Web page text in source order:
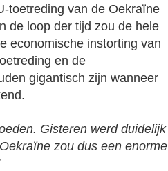
toetreding van de Oekraïne
de loop der tijd zou de hele
economische instorting van
en de
gigantisch zijn wanneer
Gisteren werd duidelijk
zou dus een enorme